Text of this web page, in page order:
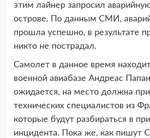
этим лайнер запросил
острове. По данным СМИ,
прошла успешно, в результате
никто не пострадал.
Самолет в данное время
военной авиабазе Андреас
ожидается, на место должна
технических специалистов из
которые будут разбираться в
инцидента. Пока же, как пишут